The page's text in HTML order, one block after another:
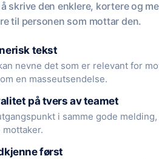
skrive den enklere, kortere og
til personen som mottar den.
tekst
nevne det som er relevant for
en masseutsendelse.
på tvers av teamet
i samme gode
først